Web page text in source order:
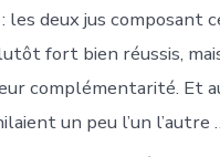
les deux jus composant
fort bien réussis,
complémentarité. Et
un peu l’un l’autre